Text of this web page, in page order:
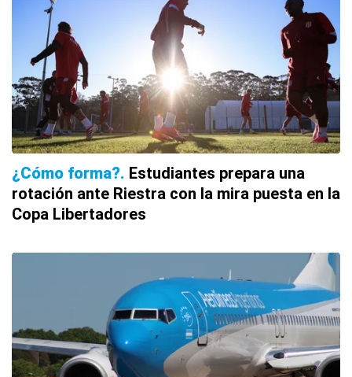
¿Cómo forma? Estudiantes prepara una
rotación ante Riestra con la mira puesta en la
Copa Libertadores